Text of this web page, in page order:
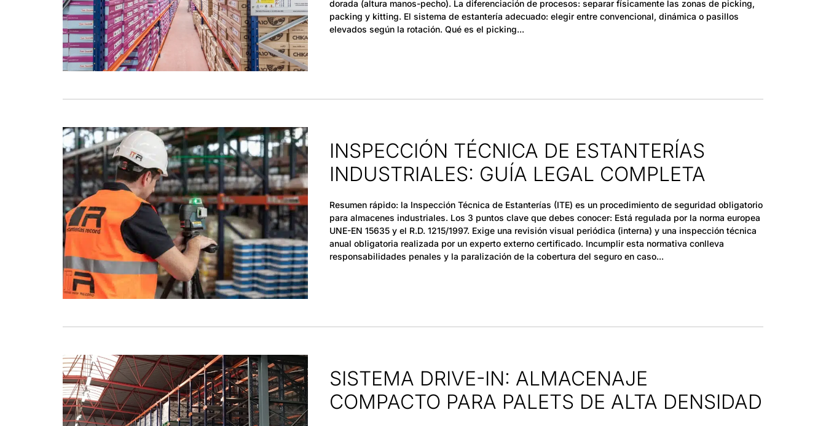
dorada (altura manos-pecho). La diferenciación de procesos: separar físicamente las zonas de picking,
packing y kitting. El sistema de estantería adecuado: elegir entre convencional, dinámica o pasillos
elevados según la rotación. Qué es el picking
INSPECCIÓN TÉCNICA DE ESTANTERÍAS
INDUSTRIALES: GUÍA LEGAL COMPLETA
Resumen rápido: la Inspección Técnica de Estanterías (ITE) es un procedimiento de seguridad obligatorio
para almacenes industriales. Los 3 puntos clave que debes conocer: Está regulada por la norma europea
UNE-EN 15635 y el R.D. 1215/1997. Exige una revisión visual periódica (interna) y una inspección técnica
anual obligatoria realizada por un experto externo certificado. Incumplir esta normativa conlleva
responsabilidades penales y la paralización de la cobertura del seguro en caso
SISTEMA DRIVE-IN: ALMACENAJE
COMPACTO PARA PALETS DE ALTA DENSIDAD